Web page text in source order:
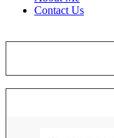
Contact Us